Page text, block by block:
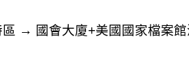
→ 國會大廈+美國國家檔案館